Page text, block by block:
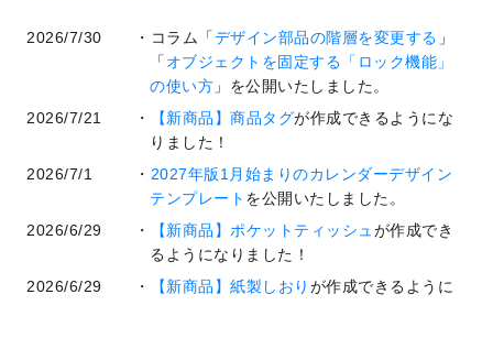
2026/7/30 コラム「デザイン部品の階層を変更する 」
「 オブジェクトを固定する「ロック機能」
の使い方 」を公開いたしました。
2026/7/21
【新商品】商品タグが作成できるようにな
りました！
2026/7/1
2027年版1月始まりのカレンダーデザイン
テンプレート を公開いたしました。
2026/6/29
【新商品】ポケットティッシュが作成でき
るようになりました！
2026/6/29
【新商品】紙製しおり が作成できるように